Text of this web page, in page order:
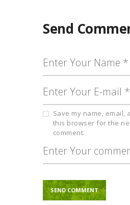
Send
Save my name, email,
this browser for the
comment.